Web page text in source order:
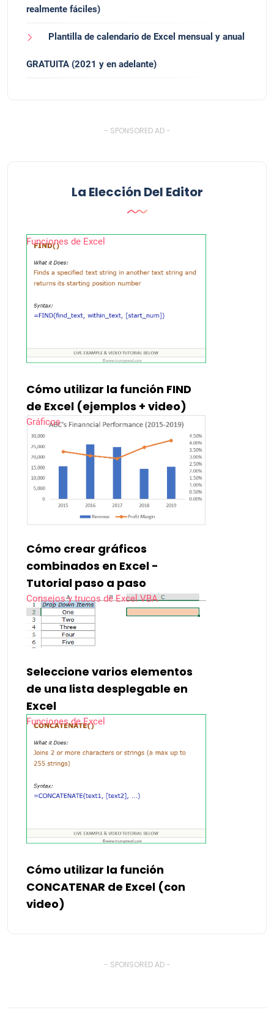
realmente fáciles)
Plantilla de calendario de Excel mensual y anual
GRATUITA (2021 y en adelante)
- SPONSORED AD -
La Elección Del Editor
Funciones de Excel
Cómo utilizar la función FIND
de Excel (ejemplos + video)
Gráficos
Cómo crear gráficos
combinados en Excel -
Tutorial paso a paso
Consejos y trucos de Excel VBA
Seleccione varios elementos
de una lista desplegable en
Excel
Funciones de Excel
Cómo utilizar la función
CONCATENAR de Excel (con
video)
- SPONSORED AD -